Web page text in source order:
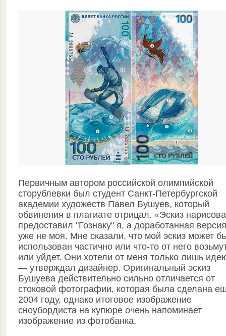
Первичным автором российской олимпийской
сторублевки был студент Санкт-Петербургской
академии художеств Павел Бушуев, который
обвинения в плагиате отрицал. «Эскиз
предоставил "Гознаку" я, а доработанная
уже не моя. Мне сказали, что мой эскиз может
использован частично или что-то от него
или уйдет. Они хотели от меня только лишь
— утверждал дизайнер. Оригинальный эскиз
Бушуева действительно сильно отличается от
стоковой фотографии, которая была сделана
2004 году, однако итоговое изображение
сноубордиста на купюре очень напоминает
изображение из фотобанка.